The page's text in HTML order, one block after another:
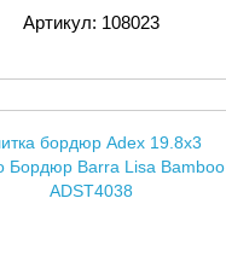
Артикул: 108023
бордюр Adex 19.8x3
Бордюр Barra Lisa Bamboo
ADST4038